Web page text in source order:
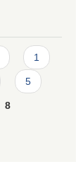
1
5
8